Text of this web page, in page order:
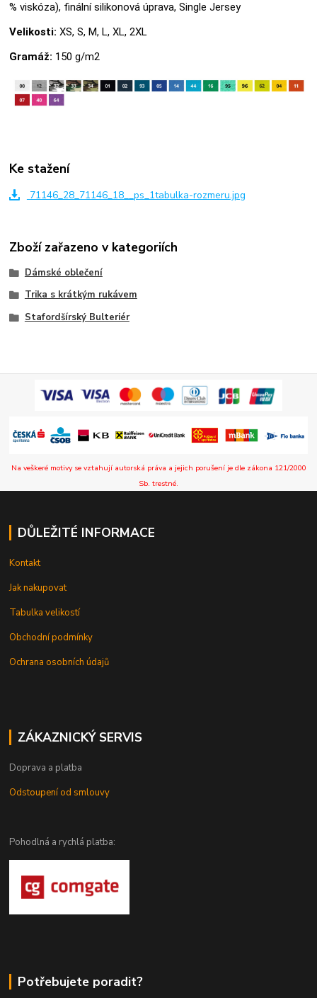
% viskóza), finální silikonová úprava, Single Jersey
Velikosti: XS, S, M, L, XL, 2XL
Gramáž: 150 g/m2
Ke stažení
71146_28_71146_18__ps_1tabulka-rozmeru.jpg
Zboží zařazeno v kategoriích
Dámské oblečení
Trika s krátkým rukávem
Stafordšírský Bulteriér
Na veškeré motivy se vztahují autorská práva a jejich porušení je dle zákona 121/2000
Sb. trestné.
DŮLEŽITÉ INFORMACE
Kontakt
Jak nakupovat
Tabulka velikostí
Obchodní podmínky
Ochrana osobních údajů
ZÁKAZNICKÝ SERVIS
Doprava a platba
Odstoupení od smlouvy
Pohodlná a rychlá platba:
Potřebujete poradit?